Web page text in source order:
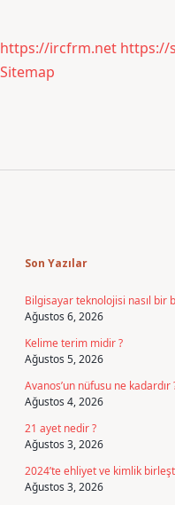
https://ircfrm.net https://
Sitemap
Son Yazılar
Bilgisayar teknolojisi nasıl bir
Ağustos 6, 2026
Kelime terim midir ?
Ağustos 5, 2026
Avanos’un nüfusu ne kadardır
Ağustos 4, 2026
21 ayet nedir ?
Ağustos 3, 2026
2024’te ehliyet ve kimlik
Ağustos 3, 2026